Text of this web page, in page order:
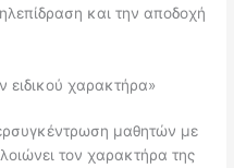
και την αποδοχή
ειδικού χαρακτήρα»
μαθητών με
τον χαρακτήρα της